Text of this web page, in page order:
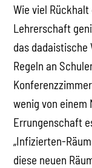
Wie viel
Lehrerschaft
das dadaistische
Regeln an
wenig von einem
Errungenschaft
„Infizierten-
diese neuen